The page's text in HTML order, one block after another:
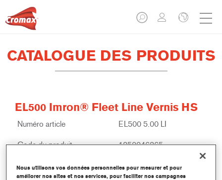
CATALOGUE DES PRODUITS
EL500 Imron® Fleet Line Vernis HS
Numéro article EL500 5.00 LI
Code du produit 1250046365
Plus d'information
Nous utilisons vos données personnelles pour mesurer et pour
améliorer nos sites et nos services, pour faciliter nos campagnes